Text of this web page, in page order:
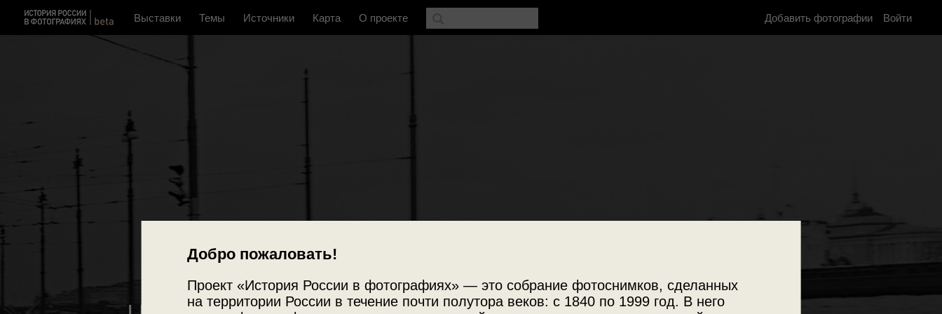
Добро пожаловать!
Проект «История России в фотографиях» — это собрание фотоснимков, сделанных
на территории России в течение почти полутора веков: с 1840 по 1999 год. В него
Выставки Темы Источники Карта О проекте Добавить фотографии Войти